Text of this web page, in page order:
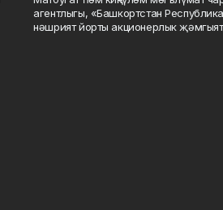
агентлыгы, «Башкортстан
нәшрият йорты акционерлык